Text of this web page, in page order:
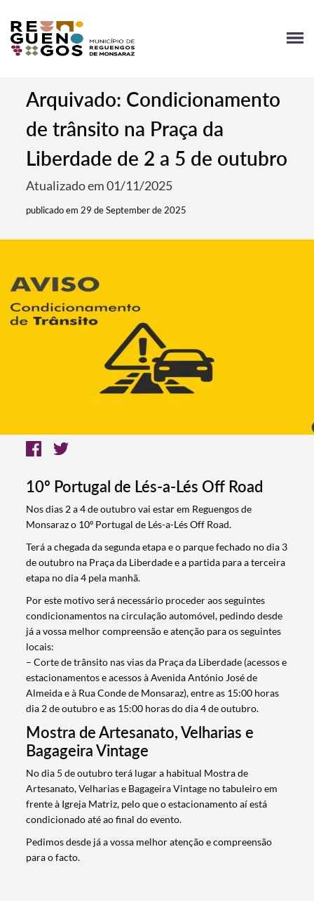
Termo de Pesquisa
Arquivado: Condicionamento
de trânsito na Praça da
Liberdade de 2 a 5 de outubro
Atualizado em 01/11/2025
publicado em 29 de September de 2025
10º Portugal de Lés-a-Lés Off Road
Nos dias 2 a 4 de outubro vai estar em Reguengos de
Monsaraz o 10º Portugal de Lés-a-Lés Off Road.
Terá a chegada da segunda etapa e o parque fechado no dia 3
de outubro na Praça da Liberdade e a partida para a terceira
etapa no dia 4 pela manhã.
Por este motivo será necessário proceder aos seguintes
condicionamentos na circulação automóvel, pedindo desde
já a vossa melhor compreensão e atenção para os seguintes
locais:
– Corte de trânsito nas vias da Praça da Liberdade (acessos e
estacionamentos e acessos à Avenida António José de
Almeida e à Rua Conde de Monsaraz), entre as 15:00 horas
dia 2 de outubro e as 15:00 horas do dia 4 de outubro.
Mostra de Artesanato, Velharias e
Bagageira Vintage
No dia 5 de outubro terá lugar a habitual Mostra de
Artesanato, Velharias e Bagageira Vintage no tabuleiro em
frente à Igreja Matriz, pelo que o estacionamento aí está
condicionado até ao final do evento.
Pedimos desde já a vossa melhor atenção e compreensão
para o facto.